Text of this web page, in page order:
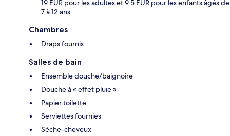
19 EUR pour les adultes et 9.5 EUR pour les enfants âgés de
7 à 12 ans
Chambres
Draps fournis
Salles de bain
Ensemble douche/baignoire
Douche à « effet pluie »
Papier toilette
Serviettes fournies
Sèche-cheveux